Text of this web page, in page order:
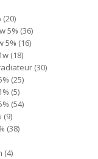
20
5% 36
5% 16
18
30
25
5
54
9
38
4